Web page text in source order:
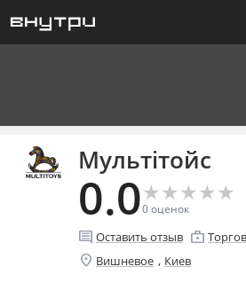
Мультітойс
0.0★
★★
★★
★★
★★
★
0оценок
comment Оставить отзыв enterprise
location_on Вишневое , Киев